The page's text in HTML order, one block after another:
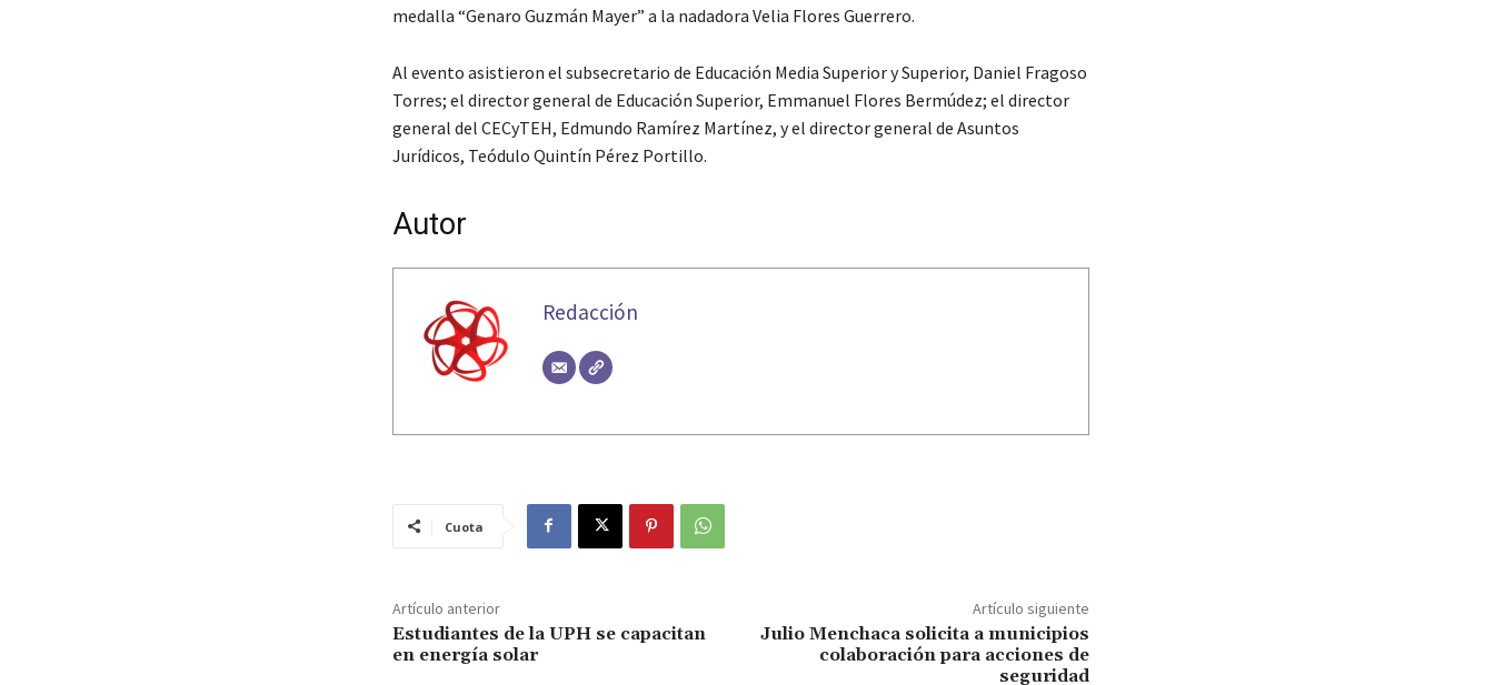
medalla “Genaro Guzmán Mayer” a la nadadora Velia Flores Guerrero.
Al evento asistieron el subsecretario de Educación Media Superior y Superior, Daniel Fragoso
Torres; el director general de Educación Superior, Emmanuel Flores Bermúdez; el director
general del CECyTEH, Edmundo Ramírez Martínez, y el director general de Asuntos
Jurídicos, Teódulo Quintín Pérez Portillo.
Autor
Redacción
Cuota
Artículo anterior
Estudiantes de la UPH se capacitan
en energía solar
Artículo siguiente
Julio Menchaca solicita a municipios
colaboración para acciones de
seguridad